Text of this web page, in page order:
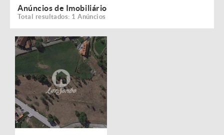
Anúncios de Imobiliário
Total resultados: 1 Anúncios